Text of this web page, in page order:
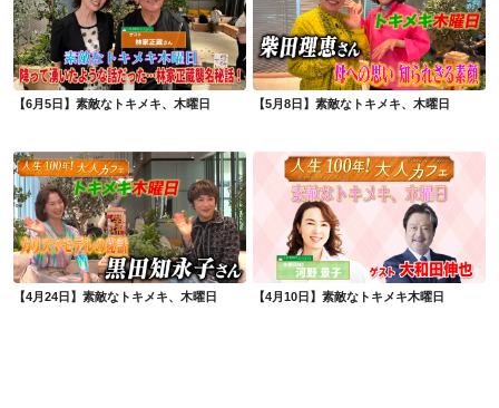
【6月5日】素敵なトキメキ、木曜日
【6月5日】素敵なトキメキ、木曜日
【5月8日】素敵なトキメキ、木曜日
【5月8日】素敵なトキメキ、木曜日
【4月24日】素敵なトキメキ、木曜日
【4月24日】素敵なトキメキ、木曜日
【4月10日】素敵なトキメキ木曜日
【4月10日】素敵なトキメキ木曜日